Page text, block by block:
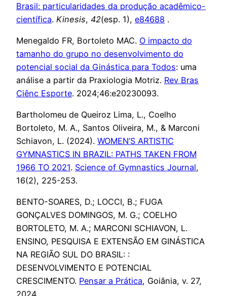
Brasil: particularidades da produção acadêmico-
científica. Kinesis, 42(esp. 1), e84688 .
Menegaldo FR, Bortoleto MAC. O impacto do
tamanho do grupo no desenvolvimento do
potencial social da Ginástica para Todos: uma
análise a partir da Praxiologia Motriz. Rev Bras
Ciênc Esporte. 2024;46:e20230093.
Bartholomeu de Queiroz Lima, L., Coelho
Bortoleto, M. A., Santos Oliveira, M., & Marconi
Schiavon, L. (2024). WOMEN’S ARTISTIC
GYMNASTICS IN BRAZIL: PATHS TAKEN FROM
1966 TO 2021. Science of Gymnastics Journal,
16(2), 225-253.
BENTO-SOARES, D.; LOCCI, B.; FUGA
GONÇALVES DOMINGOS, M. G.; COELHO
BORTOLETO, M. A.; MARCONI SCHIAVON, L.
ENSINO, PESQUISA E EXTENSÃO EM GINÁSTICA
NA REGIÃO SUL DO BRASIL: :
DESENVOLVIMENTO E POTENCIAL
CRESCIMENTO. Pensar a Prática, Goiânia, v. 27,